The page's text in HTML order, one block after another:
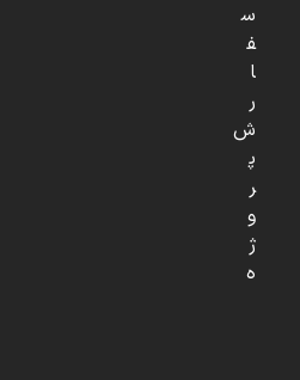
س
ف
ا
ر
ش
پ
ر
و
ژ
ه